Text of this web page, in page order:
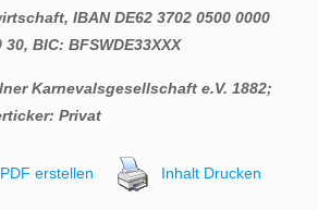
IBAN DE62 3702 0500 0000
30, BIC: BFSWDE33XXX
Karnevalsgesellschaft e.V. 1882;
Privat
PDF erstellen Inhalt Drucken